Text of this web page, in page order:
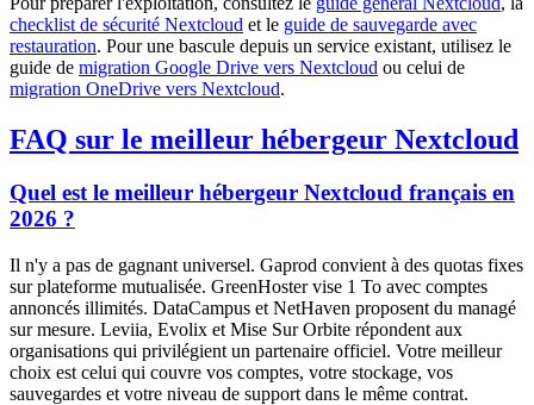
checklist de sécurité Nextcloud et le guide de sauvegarde avec
restauration. Pour une bascule depuis un service existant, utilisez le
guide de migration Google Drive vers Nextcloud ou celui de
migration OneDrive vers Nextcloud.
FAQ sur le meilleur hébergeur Nextcloud
Quel est le meilleur hébergeur Nextcloud français en
2026 ?
Il n'y a pas de gagnant universel. Gaprod convient à des quotas fixes
sur plateforme mutualisée. GreenHoster vise 1 To avec comptes
annoncés illimités. DataCampus et NetHaven proposent du managé
sur mesure. Leviia, Evolix et Mise Sur Orbite répondent aux
organisations qui privilégient un partenaire officiel. Votre meilleur
choix est celui qui couvre vos comptes, votre stockage, vos
sauvegardes et votre niveau de support dans le même contrat.